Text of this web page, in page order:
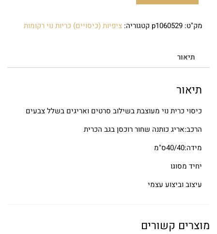
מק"ט: p1060529 קטגוריה: ציפיות (כיסויים) כריות נוי רקומות
תיאור
תיאור
כיסוי כרית נוי מעוצבת בשילוב סרטים ואריגים בשלל צבעים
הרכב:אריג כותנה שחור רוכסן בגב הכרית
מידה:40/40ס"מ
יחיד מסוגו
עיצוב וביצוע עצמי
מוצרים קשורים